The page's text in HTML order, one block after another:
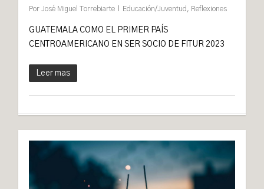
Por José Miguel Torrebiarte Educación/Juventud , Reflexiones
GUATEMALA COMO EL PRIMER PAÍS
CENTROAMERICANO EN SER SOCIO DE FITUR 2023
Leer mas